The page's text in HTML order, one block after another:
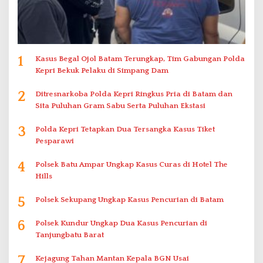
1
Kasus Begal Ojol Batam Terungkap, Tim Gabungan Polda
Kepri Bekuk Pelaku di Simpang Dam
2
Ditresnarkoba Polda Kepri Ringkus Pria di Batam dan
Sita Puluhan Gram Sabu Serta Puluhan Ekstasi
3
Polda Kepri Tetapkan Dua Tersangka Kasus Tiket
Pesparawi
4
Polsek Batu Ampar Ungkap Kasus Curas di Hotel The
Hills
5 Polsek Sekupang Ungkap Kasus Pencurian di Batam
6
Polsek Kundur Ungkap Dua Kasus Pencurian di
Tanjungbatu Barat
Kejagung Tahan Mantan Kepala BGN Usai